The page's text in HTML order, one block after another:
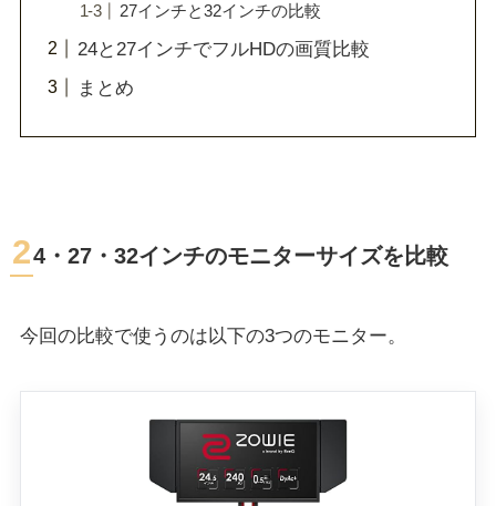
27インチと32インチの比較
24と27インチでフルHDの画質比較
まとめ
24・27・32インチのモニターサイズを比較
今回の比較で使うのは以下の3つのモニター。